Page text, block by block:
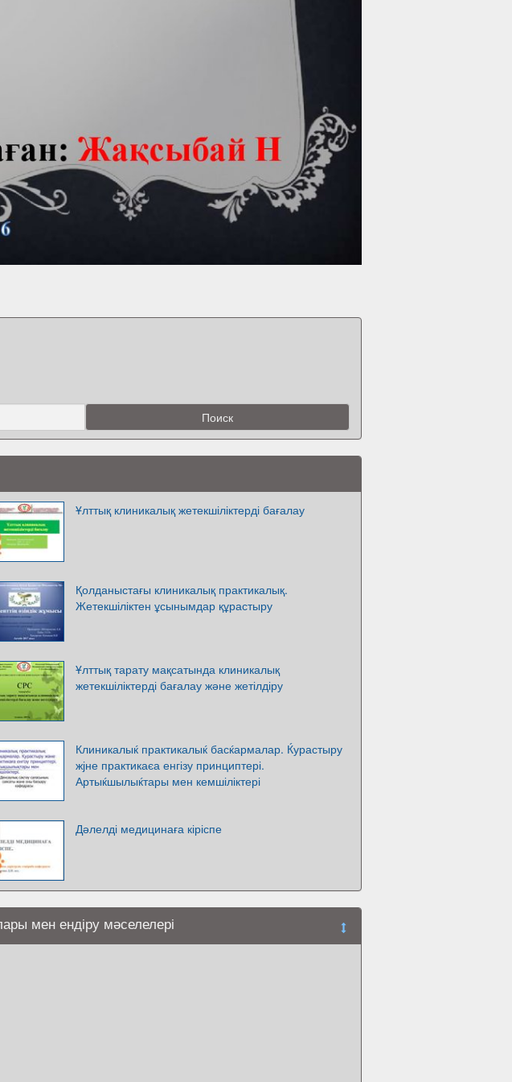
Ұлттық клиникалық жетекшіліктерді бағалау
Қолданыстағы клиникалық практикалық.
Жетекшіліктен ұсынымдар құрастыру
Ұлттық тарату мақсатында клиникалық
жетекшіліктерді бағалау және жетілдіру
Клиникалыќ практикалыќ басќармалар. Ќурастыру
жјне практикаєа енгізу принциптері.
Артыќшылыќтары мен кемшіліктері
Дәлелді медицинаға кіріспе
мен ендіру мәселелері